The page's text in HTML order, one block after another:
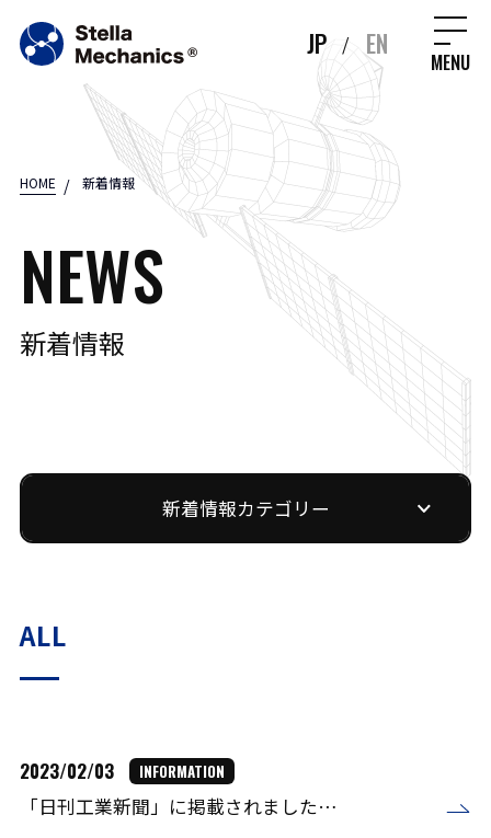
JP / EN
MENU
HOME 新着情報
NEWS
新着情報
新着情報カテゴリー
ALL
2023/02/03 INFORMATION
「日刊工業新聞」に掲載されました…